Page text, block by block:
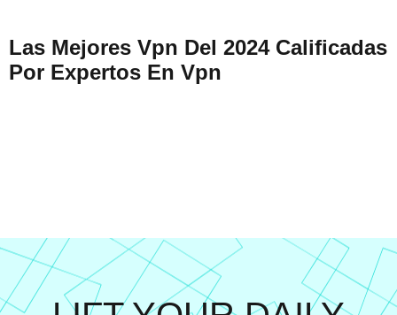
Las Mejores Vpn Del 2024 Calificadas
Por Expertos En Vpn